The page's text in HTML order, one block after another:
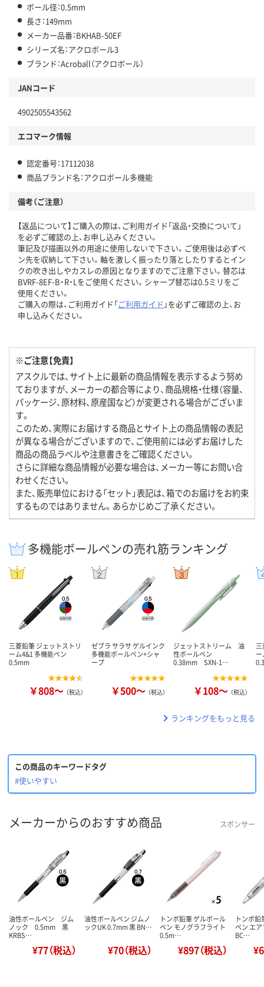
ボール径：0.5mm
長さ：149mm
メーカー品番：BKHAB-50EF
シリーズ名：アクロボール3
ブランド：Acroball（アクロボール）
JANコード
4902505543562
エコマーク情報
認定番号：17112038
商品ブランド名：アクロボール多機能
備考（ご注意）
【返品について】ご購入の際は、ご利用ガイド「返品・交換について」
を必ずご確認の上、お申し込みください。
筆記及び描画以外の用途に使用しないで下さい。ご使用後は必ずペ
ン先を収納して下さい。軸を激しく振ったり落としたりするとイン
クの吹き出しやカスレの原因となりますのでご注意下さい。替芯は
BVRF-8EF-B・R・Lをご使用ください。シャープ替芯は0.5ミリをご
使用ください。
ご購入の際は、ご利用ガイド「ご利用ガイド 」を必ずご確認の上、お
申し込みください。
※ご注意【免責】
アスクルでは、サイト上に最新の商品情報を表示するよう努め
ておりますが、メーカーの都合等により、商品規格・仕様（容量、
パッケージ、原材料、原産国など）が変更される場合がございま
す。
このため、実際にお届けする商品とサイト上の商品情報の表記
が異なる場合がございますので、ご使用前には必ずお届けした
商品の商品ラベルや注意書きをご確認ください。
さらに詳細な商品情報が必要な場合は、メーカー等にお問い合
わせください。
また、販売単位における「セット」表記は、箱でのお届けをお約束
するものではありません。あらかじめご了承ください。
多機能ボールペンの売れ筋ランキング
三菱鉛筆 ジェットストリ
ーム4&1 多機能ペン
0.5mm
￥808～ （税込）
ゼブラ サラサ ゲルインク
多機能ボールペン+シャ
ープ
￥500～ （税込）
ジェットストリーム 油
性ボールペン
0.38mm SXN-1…
￥108～ （税込）
ランキングをもっと見る
この商品のキーワードタグ
#使いやすい
メーカーからのおすすめ商品 スポンサー
油性ボールペン ジム
ノック 0.5mm 黒
KRBS…
¥77（税込）
油性ボールペン ジムノ
ックUK 0.7mm 黒 BN…
¥70（税込）
トンボ鉛筆 ゲルボール
ペン モノグラフライト
0.5m…
¥897（税込）
トンボ鉛
ペン エ
BC…